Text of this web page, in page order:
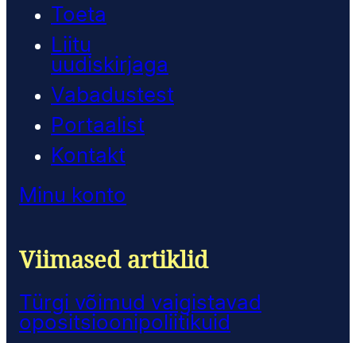
Toeta
Liitu
uudiskirjaga
Vabadustest
Portaalist
Kontakt
Minu konto
Viimased artiklid
Türgi võimud vaigistavad
opositsioonipoliitikuid